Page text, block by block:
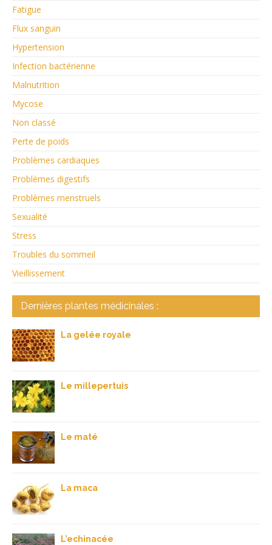
Fatigue
Flux sanguin
Hypertension
Infection bactérienne
Malnutrition
Mycose
Non classé
Perte de poids
Problèmes cardiaques
Problèmes digestifs
Problèmes menstruels
Sexualité
Stress
Troubles du sommeil
Vieillissement
Dernières plantes médicinales :
La gelée royale
Le millepertuis
Le maté
La maca
L’echinacée